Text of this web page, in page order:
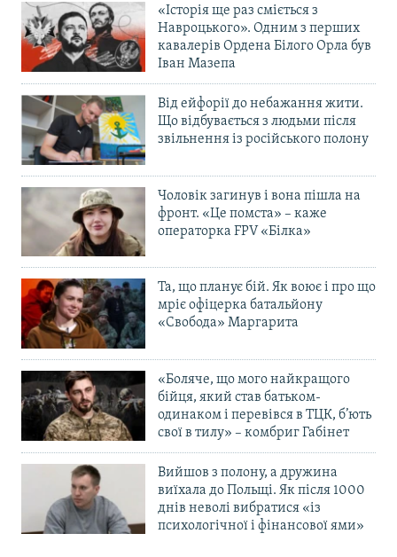
«Історія ще раз сміється з
Навроцького». Одним з перших
кавалерів Ордена Білого Орла був
Іван Мазепа
Від ейфорії до небажання жити.
Що відбувається з людьми після
звільнення із російського полону
Чоловік загинув і вона пішла на
фронт. «Це помста» – каже
операторка FPV «Білка»
Та, що планує бій. Як воює і про що
мріє офіцерка батальйону
«Свобода» Маргарита
«Боляче, що мого найкращого
бійця, який став батьком-
одинаком і перевівся в ТЦК, б’ють
свої в тилу» – комбриг Габінет
Вийшов з полону, а дружина
виїхала до Польщі. Як після 1000
днів неволі вибратися «із
психологічної і фінансової ями»